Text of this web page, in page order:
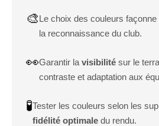
🎨Le choix des couleurs façonne
la reconnaissance du club.
👀Garantir la visibilité sur le
contraste et adaptation aux
🧪Tester les couleurs selon les
fidélité optimale du rendu.